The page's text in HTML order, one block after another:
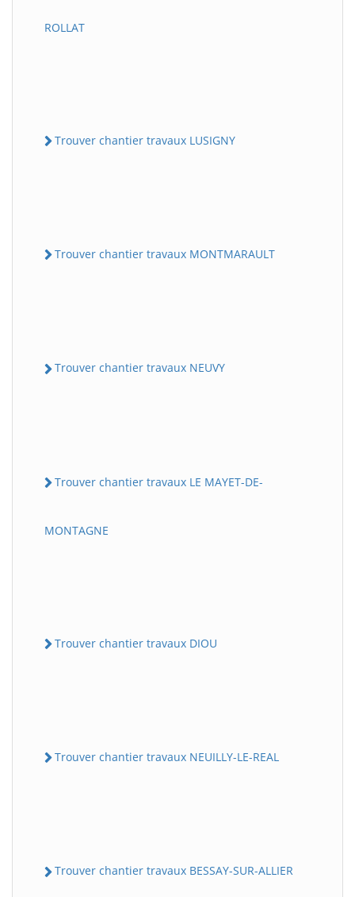
ROLLAT
Trouver chantier travaux LUSIGNY
Trouver chantier travaux MONTMARAULT
Trouver chantier travaux NEUVY
Trouver chantier travaux LE MAYET-DE-
MONTAGNE
Trouver chantier travaux DIOU
Trouver chantier travaux NEUILLY-LE-REAL
Trouver chantier travaux BESSAY-SUR-ALLIER